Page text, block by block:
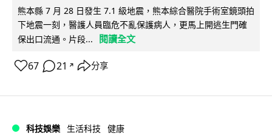
熊本縣 7 月 28 日發生 7.1 級地震，熊本綜合醫院手術室鏡頭拍
下地震一刻，醫護人員臨危不亂保護病人，更馬上開逃生門確
保出口流通。片段...
閱讀全文
67 21 ↗ 分享
科技娛樂 生活科技 健康